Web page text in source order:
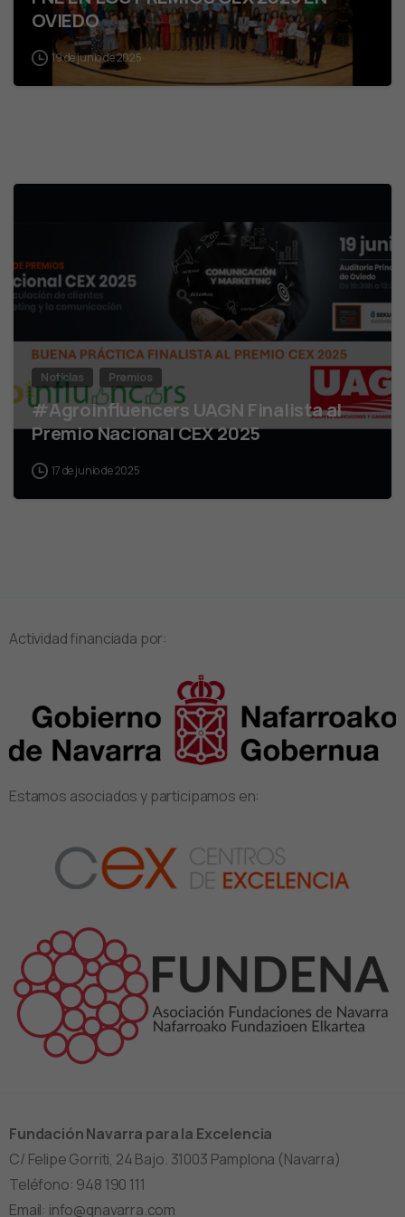
OVIEDO
19 de junio de 2025
Noticias Premios
#Agroinfluencers UAGN Finalista al
Premio Nacional CEX 2025
17 de junio de 2025
Actividad financiada por:
Estamos asociados y participamos en:
Fundación Navarra para la Excelencia
C/ Felipe Gorriti, 24 Bajo. 31003 Pamplona (Navarra)
Teléfono: 948 190 111
Email: info@qnavarra.com